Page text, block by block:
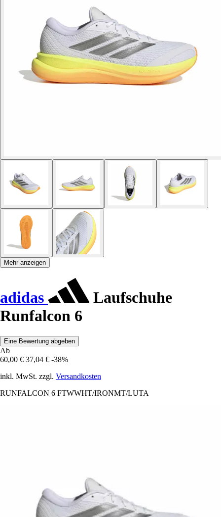
Mehr anzeigen
adidas
Laufschuhe
Runfalcon 6
Eine Bewertung abgeben
Ab
60,00 € 37,04 € -38%
inkl. MwSt. zzgl. Versandkosten
RUNFALCON 6 FTWWHT/IRONMT/LUTA